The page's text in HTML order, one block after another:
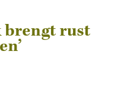
brengt rust